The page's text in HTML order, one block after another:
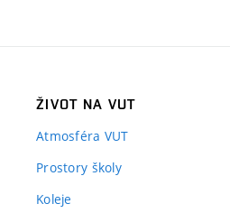
ŽIVOT NA VUT
Atmosféra VUT
Prostory školy
Koleje